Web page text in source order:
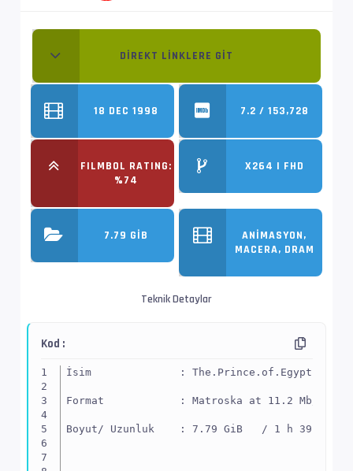
DIREKT LINKLERE GIT
18 DEC 1998 7.2 / 153,728
FILMBOL RATING:
%74
X264 | FHD
7.79 GIB
ANIMASYON,
MACERA, DRAM
Teknik Detaylar
Kod :
İsim              :
Format            : Matroska at 11.2 Mb/s
Boyut/ Uzunluk    : 7.79 GiB   / 1 h 39 min